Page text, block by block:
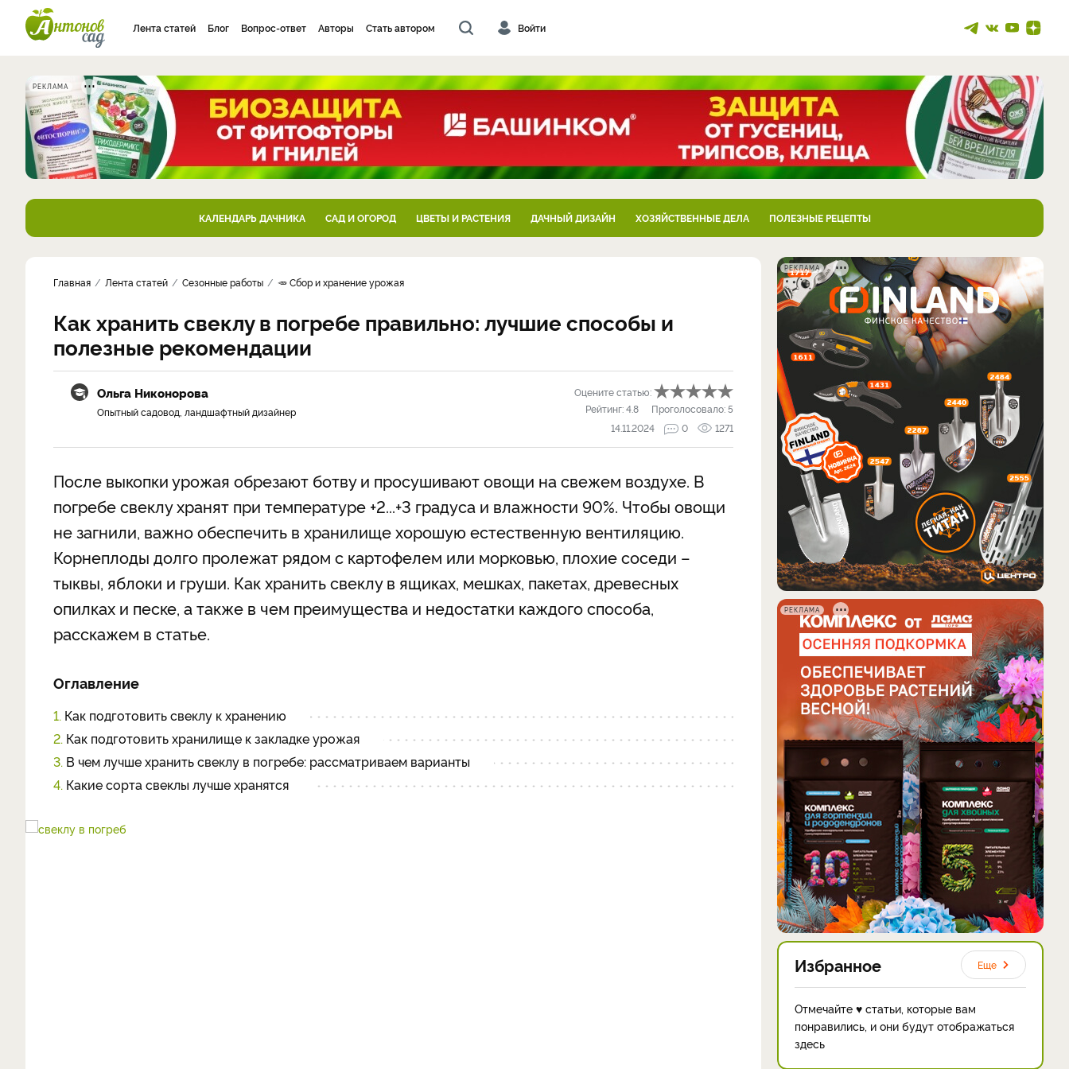
Лента статей Блог Вопрос-ответ Авторы Стать автором Войти
РЕКЛАМА
КАЛЕНДАРЬ ДАЧНИКА САД И ОГОРОД ЦВЕТЫ И РАСТЕНИЯ ДАЧНЫЙ ДИЗАЙН ХОЗЯЙСТВЕННЫЕ ДЕЛА ПОЛЕЗНЫЕ РЕЦЕПТЫ
Главная Лента статей Сезонные работы 🥕 Сбор и хранение урожая
Как хранить свеклу в погребе правильно: лучшие способы и
полезные рекомендации
Ольга Никонорова
Опытный садовод, ландшафтный дизайнер
Оцените статью:
Рейтинг:4.8 Проголосовало:5
14.11.2024
0 1271
После выкопки урожая обрезают ботву и просушивают овощи на свежем воздухе. В
погребе свеклу хранят при температуре +2...+3 градуса и влажности 90%. Чтобы овощи
не загнили, важно обеспечить в хранилище хорошую естественную вентиляцию.
Корнеплоды долго пролежат рядом с картофелем или морковью, плохие соседи –
тыквы, яблоки и груши. Как хранить свеклу в ящиках, мешках, пакетах, древесных
опилках и песке, а также в чем преимущества и недостатки каждого способа,
расскажем в статье.
Оглавление
1. Как подготовить свеклу к хранению
2. Как подготовить хранилище к закладке урожая
3. В чем лучше хранить свеклу в погребе: рассматриваем варианты
4. Какие сорта свеклы лучше хранятся
РЕКЛАМА
РЕКЛАМА
Избранное Еще
Отмечайте ♥ статьи, которые вам
понравились, и они будут отображаться
здесь